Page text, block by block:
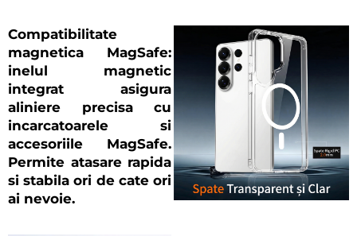
Compatibilitate
magnetica MagSafe:
inelul magnetic
integrat asigura
aliniere precisa cu
incarcatoarele si
accesoriile MagSafe.
Permite atasare rapida
si stabila ori de cate ori
ai nevoie.